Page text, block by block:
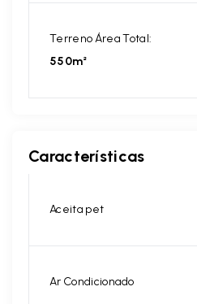
Terreno Área Total:
550m²
Características
Aceita pet
Ar Condicionado